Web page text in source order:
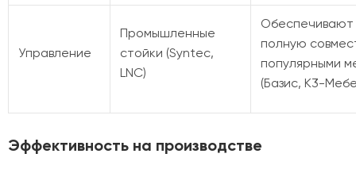
Управление
Промышленные
стойки (Syntec,
LNC)
Обеспечивают
полную
популярными
(Базис, К3-
Эффективность на производстве